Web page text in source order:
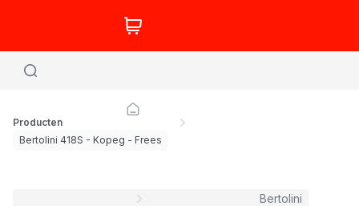
Producten
Bertolini 418S - Kopeg - Frees
Bertolini